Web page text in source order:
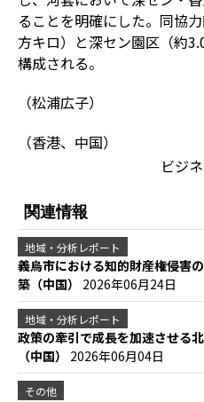
ることを明確にした。同協
方キロ）と深セン園区（約
構成される。
（松浦広子）
（香港、中国）
ビジ
関連情報
地域・分析レポート
義烏市における知的財産権侵害
築（中国） 2026年06月24日
地域・分析レポート
政策の牽引で成長を加速させる
（中国） 2026年06月04日
その他